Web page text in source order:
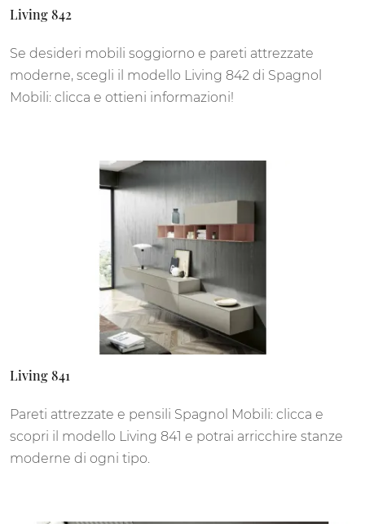
Living 842
Se desideri mobili soggiorno e pareti attrezzate
moderne, scegli il modello Living 842 di Spagnol
Mobili: clicca e ottieni informazioni!
Living 841
Pareti attrezzate e pensili Spagnol Mobili: clicca e
scopri il modello Living 841 e potrai arricchire stanze
moderne di ogni tipo.